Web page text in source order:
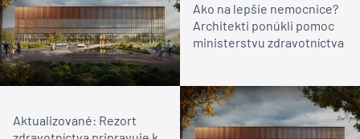
Ako na lepšie nemocnice?
Architekti ponúkli pomoc
ministerstvu zdravotníctva
Aktualizované: Rezort